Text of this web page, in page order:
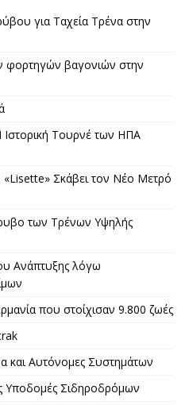
για Ταχεία Τρένα στην
φορτηγών βαγονιών στην
Τουρνέ των ΗΠΑ
Σκάβει τον Νέο Μετρό
των Τρένων Υψηλής
Ανάπτυξης λόγω
που στοίχισαν 9.800 ζωές
και Αυτόνομες Συστημάτων
Υποδομές Σιδηροδρόμων